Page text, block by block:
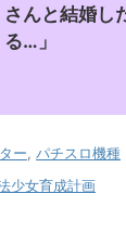
さんと結婚し
る…」
ー, パチスロ機種
少女育成計画